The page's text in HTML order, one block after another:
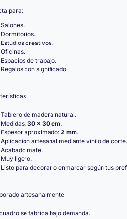
para:
Salones.
Dormitorios.
Estudios creativos.
Oficinas.
Espacios de trabajo.
Regalos con significado.
Tablero de madera natural.
Medidas: 30 × 30 cm.
Espesor aproximado: 2 mm.
Aplicación artesanal mediante vinilo de corte.
Acabado mate.
Muy ligero.
Listo para decorar o enmarcar según tus
artesanalmente
se fabrica bajo demanda.